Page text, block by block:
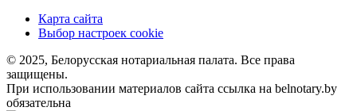
Карта сайта
Выбор настроек cookie
© 2025, Белорусская нотариальная палата. Все права
защищены.
При использовании материалов сайта ссылка на belnotary.by
обязательна